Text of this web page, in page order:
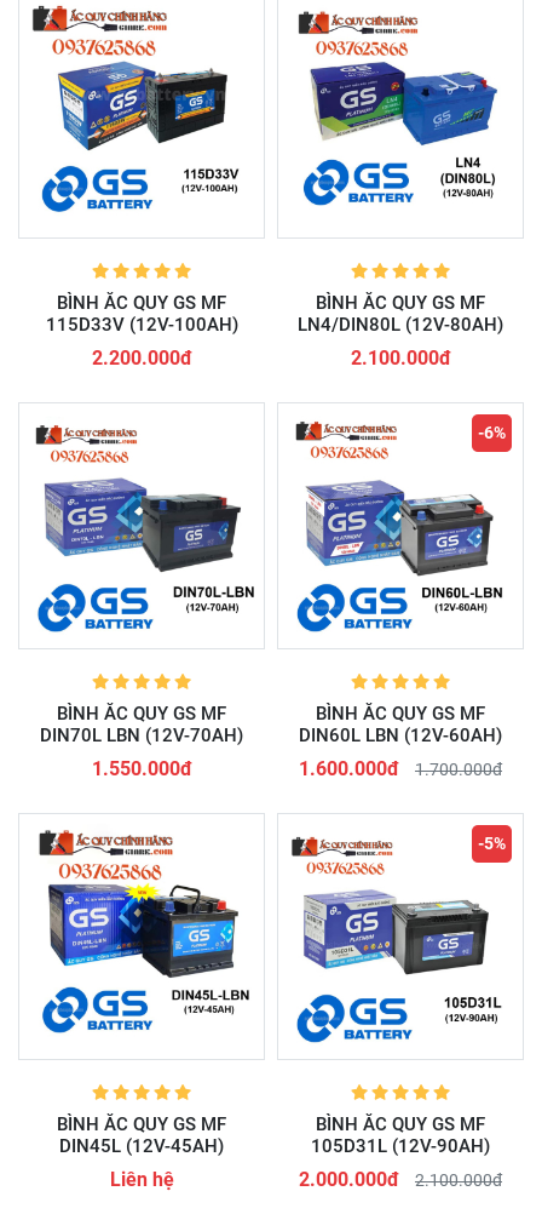
BÌNH ẮC QUY GS MF
115D33V (12V-100AH)
2.200.000đ
BÌNH ẮC QUY GS MF
LN4/DIN80L (12V-80AH)
2.100.000đ
BÌNH ẮC QUY GS MF
DIN70L LBN (12V-70AH)
1.550.000đ
BÌNH ẮC QUY GS MF
DIN60L LBN (12V-60AH)
1.600.000đ 1.700.000đ
-6%
BÌNH ẮC QUY GS MF
DIN45L (12V-45AH)
Liên hệ
BÌNH ẮC QUY GS MF
105D31L (12V-90AH)
2.000.000đ 2.100.000đ
-5%